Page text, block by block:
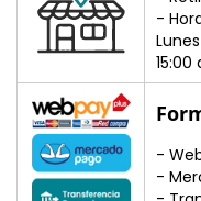
-
15:00
-
-